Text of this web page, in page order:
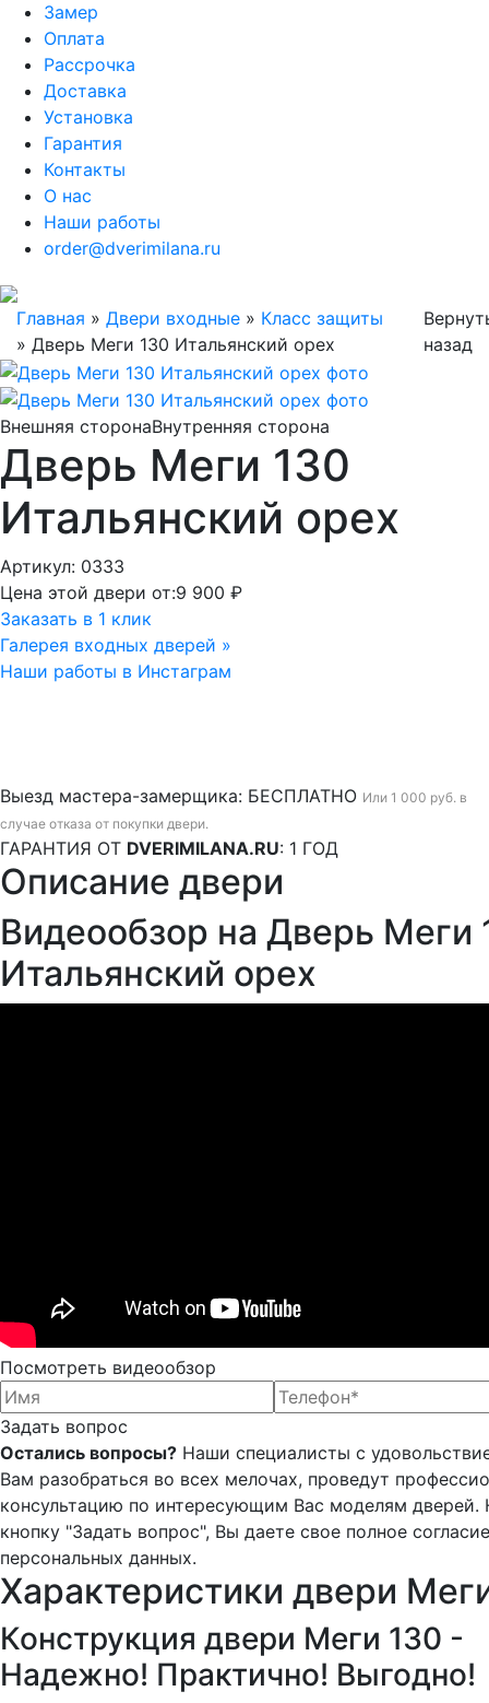
Замер
Оплата
Рассрочка
Доставка
Установка
Гарантия
Контакты
О нас
Наши работы
order@dverimilana.ru
Главная » Двери входные » Класс защиты
» Дверь Меги 130 Итальянский орех
назад
Внешняя сторонаВнутренняя сторона
Дверь Меги 130
Итальянский орех
Артикул: 0333
Цена этой двери от:9 900 ₽
Заказать в 1 клик
Галерея входных дверей »
Наши работы в Инстаграм
Выезд мастера-замерщика: БЕСПЛАТНО Или 1 000 руб. в
случае отказа от покупки двери.
ГАРАНТИЯ ОТ DVERIMILANA.RU: 1 ГОД
Описание двери
Видеообзор на Дверь Меги
Итальянский орех
Посмотреть видеообзор
Задать вопрос
Остались вопросы? Наши специалисты с
Вам разобраться во всех мелочах, проведут
консультацию по интересующим Вас моделям
кнопку "Задать вопрос", Вы даете свое полное
персональных данных.
Характеристики двери
Конструкция двери Меги 130 -
Надежно! Практично! Выгодно!